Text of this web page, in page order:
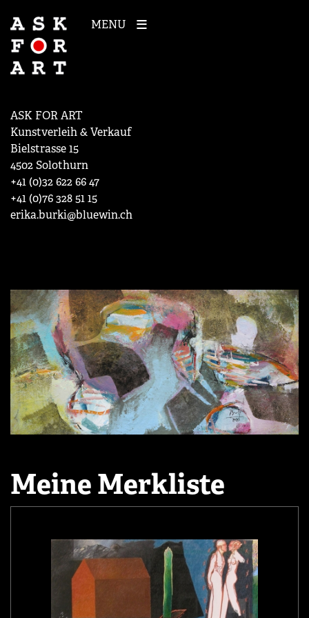
MENU
ASK FOR ART
Kunstverleih & Verkauf
Bielstrasse 15
4502 Solothurn
+41 (0)32 622 66 47
+41 (0)76 328 51 15
erika.burki@bluewin.ch
Meine Merkliste